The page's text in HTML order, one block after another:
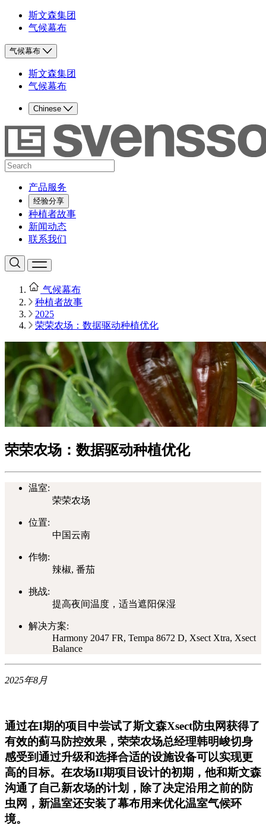
斯文森集团
气候幕布
气候幕布
斯文森集团
气候幕布
Chinese
产品服务
经验分享
种植者故事
新闻动态
联系我们
气候幕布
种植者故事
2025
荣荣农场：数据驱动种植优化
荣荣农场：数据驱动种植优化
温室:
荣荣农场
位置:
中国云南
作物:
辣椒, 番茄
挑战:
提高夜间温度，适当遮阳保湿
解决方案:
Harmony 2047 FR, Tempa 8672 D, Xsect Xtra, Xsect
Balance
2025年8月
通过在I期的项目中尝试了斯文森Xsect防虫网获得了
有效的蓟马防控效果，荣荣农场总经理韩明峻切身
感受到通过升级和选择合适的设施设备可以实现更
高的目标。在农场II期项目设计的初期，他和斯文森
沟通了自己新农场的计划，除了决定沿用之前的防
虫网，新温室还安装了幕布用来优化温室气候环
境。